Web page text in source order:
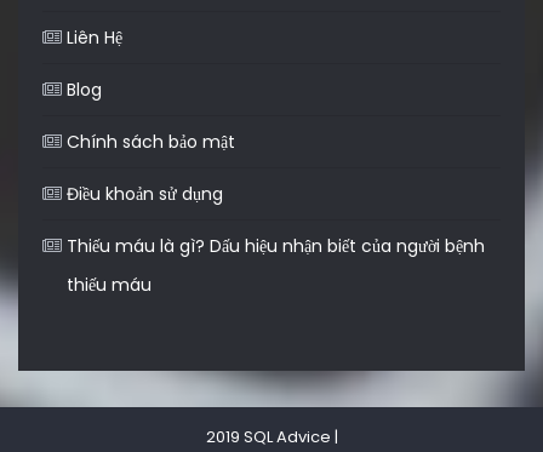
Liên Hệ
Blog
Chính sách bảo mật
Điều khoản sử dụng
Thiếu máu là gì? Dấu hiệu nhận biết của người bệnh
thiếu máu
2019 SQL Advice |